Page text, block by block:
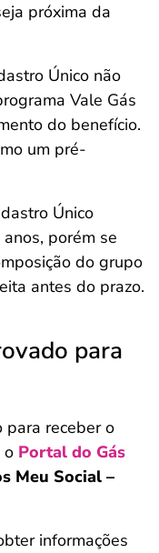
próxima da
Único não
Vale Gás
do benefício.
um pré-
Único
porém se
do grupo
antes do prazo.
para
para receber o
o Portal do Gás
Meu Social –
informações